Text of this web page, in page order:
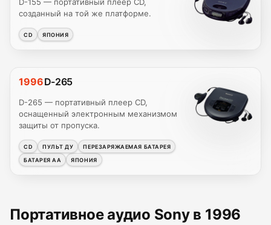
D-155 — портативный плеер CD,
созданный на той же платформе.
CD ЯПОНИЯ
1996D-265
D-265 — портативный плеер CD,
оснащенный электронным механизмом
защиты от пропуска.
CD ПУЛЬТ ДУ
ПЕРЕЗАРЯЖАЕМАЯ БАТАРЕЯ
БАТАРЕЯ AA
ЯПОНИЯ
Портативное аудио Sony в 1996